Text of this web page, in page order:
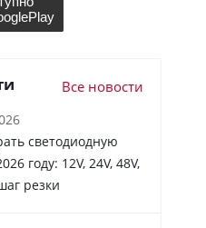
Все новости
светодиодную
году: 12V, 24V, 48V,
резки